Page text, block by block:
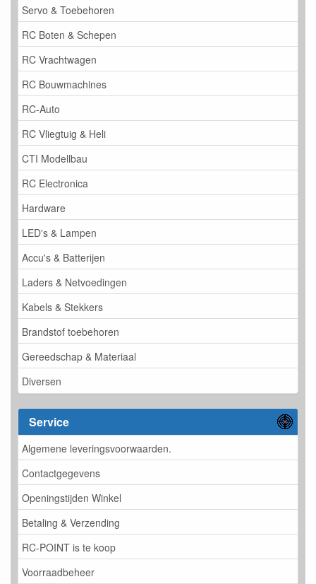
Servo & Toebehoren
RC Boten & Schepen
RC Vrachtwagen
RC Bouwmachines
RC-Auto
RC Vliegtuig & Heli
CTI Modellbau
RC Electronica
Hardware
LED's & Lampen
Accu's & Batterijen
Laders & Netvoedingen
Kabels & Stekkers
Brandstof toebehoren
Gereedschap & Materiaal
Diversen
Service
Algemene leveringsvoorwaarden.
Contactgegevens
Openingstijden Winkel
Betaling & Verzending
RC-POINT is te koop
Voorraadbeheer